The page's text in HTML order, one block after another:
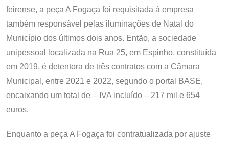
feirense, a peça A Fogaça foi requisitada à empresa
também responsável pelas iluminações de Natal do
Município dos últimos dois anos. Então, a sociedade
unipessoal localizada na Rua 25, em Espinho, constituída
em 2019, é detentora de três contratos com a Câmara
Municipal, entre 2021 e 2022, segundo o portal BASE,
encaixando um total de – IVA incluído – 217 mil e 654
euros.
Enquanto a peça A Fogaça foi contratualizada por ajuste